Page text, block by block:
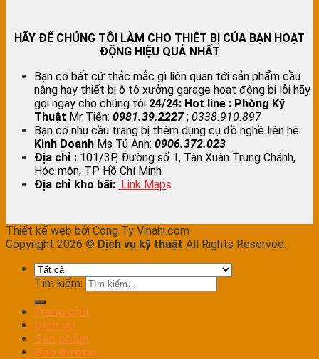
HÃY ĐỂ CHÚNG TÔI LÀM CHO THIẾT BỊ CỦA BẠN HOẠT
ĐỘNG HIỆU QUẢ NHẤT
Bạn có bất cứ thắc mắc gì liên quan tới sản phẩm cầu
nâng hay thiết bị ô tô xưởng garage hoạt động bị lỗi hãy
gọi ngay cho chúng tôi 24/24: Hot line : Phòng Kỹ
Thuật Mr Tiên: 0981.39.2227; 0338.910.897
Bạn có nhu cầu trang bị thêm dụng cụ đồ nghề liên hệ
Kinh Doanh Ms Tú Anh: 0906.372.023
Địa chỉ : 101/3P, Đường số 1, Tân Xuân Trung Chánh,
Hóc môn, TP Hồ Chí Minh
Địa chỉ kho bãi: Link Maps
Thiết kế web bởi Công Ty Vinahi.com
Copyright 2026 © Dịch vụ kỹ thuật All Rights Reserved.
Tìm kiếm:
Trang chủ
Dịch vụ
Sản phẩm
Bảo dưỡng